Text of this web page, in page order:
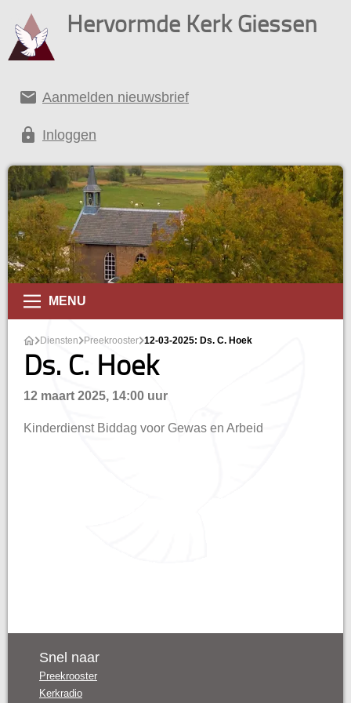
Hervormde Kerk Giessen
email Aanmelden nieuwsbrief
lock Inloggen
MENU
Diensten Preekrooster 12-03-2025: Ds. C. Hoek
Ds. C. Hoek
12 maart 2025, 14:00 uur
Kinderdienst Biddag voor Gewas en Arbeid
Snel naar
Preekrooster
Kerkradio